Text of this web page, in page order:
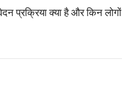
प्रक्रिया क्या है और किन लोगों